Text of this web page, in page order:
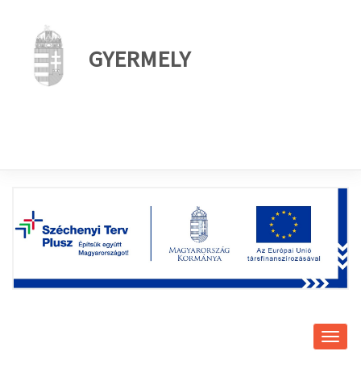
GYERMELY